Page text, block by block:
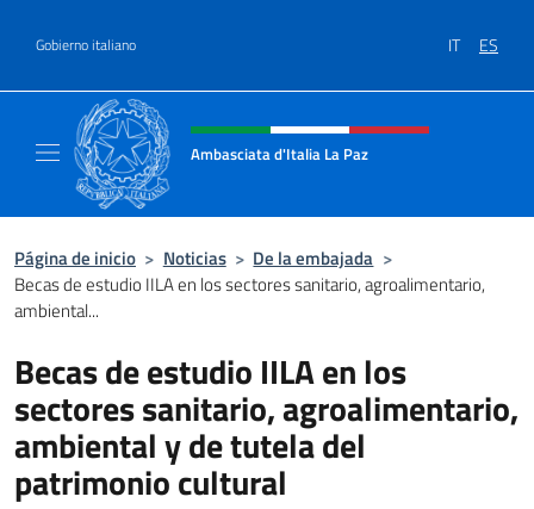
Gobierno italiano IT ES
Encabezado del sitio web,
Ambasciata d'Italia La Paz
Página de inicio > Noticias > De la embajada >
Becas de estudio IILA en los sectores sanitario, agroalimentario,
ambiental...
Becas de estudio IILA en los
sectores sanitario, agroalimentario,
ambiental y de tutela del
patrimonio cultural